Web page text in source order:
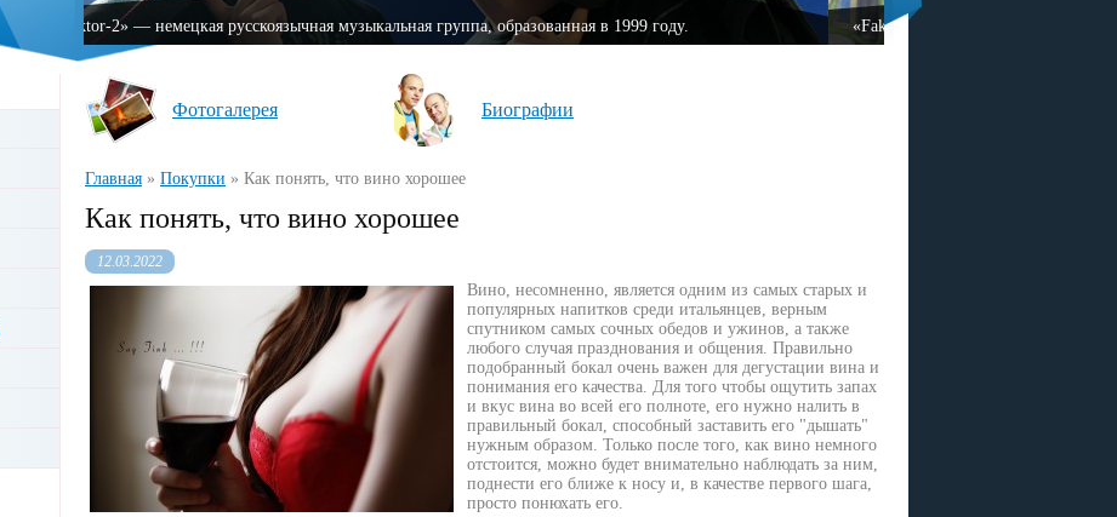
«Fаktor-2» — немецкая русскоязычная музыкальная группа, образованная в 1999 году. «Fаktor-2» — немецкая
Фотогалерея Биографии
Главная » Покупки » Как понять, что вино хорошее
Как понять, что вино хорошее
12.03.2022
Вино, несомненно, является одним из самых старых и
популярных напитков среди итальянцев, верным
спутником самых сочных обедов и ужинов, а также
любого случая празднования и общения. Правильно
подобранный бокал очень важен для дегустации вина и
понимания его качества. Для того чтобы ощутить запах
и вкус вина во всей его полноте, его нужно налить в
правильный бокал, способный заставить его "дышать"
нужным образом. Только после того, как вино немного
отстоится, можно будет внимательно наблюдать за ним,
поднести его ближе к носу и, в качестве первого шага,
просто понюхать его.